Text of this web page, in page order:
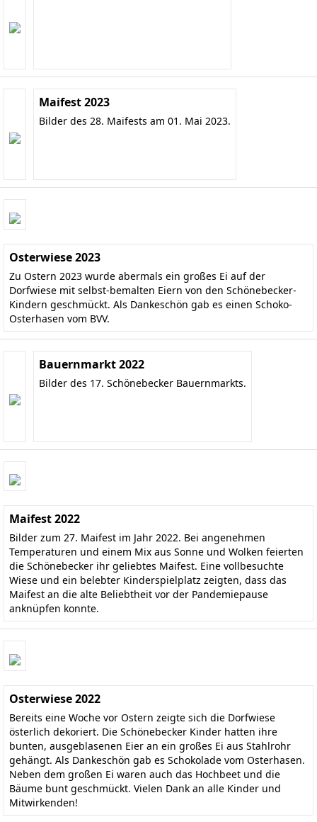
Maifest 2023
Bilder des 28. Maifests am 01. Mai 2023.
Osterwiese 2023
Zu Ostern 2023 wurde abermals ein großes Ei auf der
Dorfwiese mit selbst-bemalten Eiern von den Schönebecker-
Kindern geschmückt. Als Dankeschön gab es einen Schoko-
Osterhasen vom BVV.
Bauernmarkt 2022
Bilder des 17. Schönebecker Bauernmarkts.
Maifest 2022
Bilder zum 27. Maifest im Jahr 2022. Bei angenehmen
Temperaturen und einem Mix aus Sonne und Wolken feierten
die Schönebecker ihr geliebtes Maifest. Eine vollbesuchte
Wiese und ein belebter Kinderspielplatz zeigten, dass das
Maifest an die alte Beliebtheit vor der Pandemiepause
anknüpfen konnte.
Osterwiese 2022
Bereits eine Woche vor Ostern zeigte sich die Dorfwiese
österlich dekoriert. Die Schönebecker Kinder hatten ihre
bunten, ausgeblasenen Eier an ein großes Ei aus Stahlrohr
gehängt. Als Dankeschön gab es Schokolade vom Osterhasen.
Neben dem großen Ei waren auch das Hochbeet und die
Bäume bunt geschmückt. Vielen Dank an alle Kinder und
Mitwirkenden!